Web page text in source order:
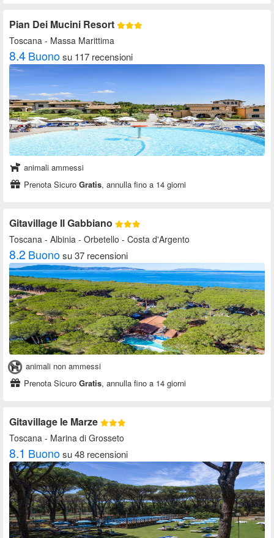
Pian Dei Mucini Resort
Toscana - Massa Marittima
8.4Buonosu 117 recensioni
animali ammessi
Prenota Sicuro Gratis, annulla fino a 14 giorni
Gitavillage Il Gabbiano
Toscana - Albinia - Orbetello - Costa d'Argento
8.2 Buonosu 37 recensioni
animali non ammessi
Prenota Sicuro Gratis, annulla fino a 14 giorni
Gitavillage le Marze
Toscana - Marina di Grosseto
8.1 Buonosu 48 recensioni